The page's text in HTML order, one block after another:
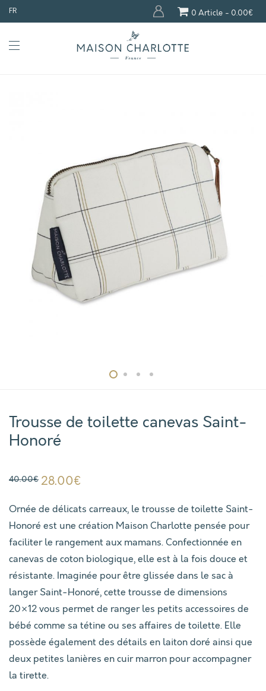
FR 0 Article 0.00€
Trousse de toilette canevas Saint-
Honoré
40.00€ Le
prix
était :
40.00€.
28.00€
28.00€.
Ornée de délicats carreaux, le trousse de toilette Saint-
Honoré est une création Maison Charlotte pensée pour
faciliter le rangement aux mamans. Confectionnée en
canevas de coton biologique, elle est à la fois douce et
résistante. Imaginée pour être glissée dans le sac à
langer Saint-Honoré, cette trousse de dimensions
20×12 vous permet de ranger les petits accessoires de
bébé comme sa tétine ou ses affaires de toilette. Elle
possède également des détails en laiton doré ainsi que
deux petites lanières en cuir marron pour accompagner
la tirette.